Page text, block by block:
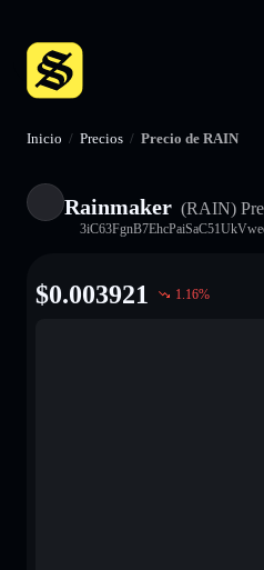
Inicio / Precios / Precio de RAIN
Rainmaker (RAIN)
$0.003921 1.16%